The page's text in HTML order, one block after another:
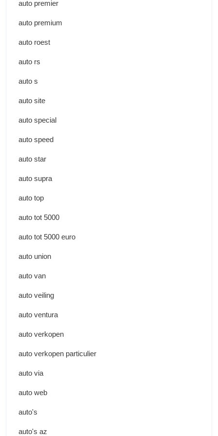
auto premier
auto premium
auto roest
auto rs
auto s
auto site
auto special
auto speed
auto star
auto supra
auto top
auto tot 5000
auto tot 5000 euro
auto union
auto van
auto veiling
auto ventura
auto verkopen
auto verkopen particulier
auto via
auto web
auto's
auto's az